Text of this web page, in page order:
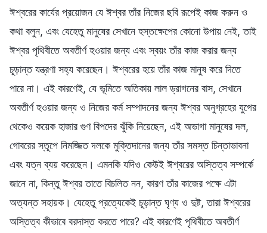
ঈশ্বরের কার্যের প্রয়োজন যে ঈশ্বর তাঁর নিজের ছবি রূপেই কাজ করুন ও
কথা বলুন, এবং যেহেতু মানুষের সেখানে হস্তক্ষেপের কোনো উপায় নেই, তাই
ঈশ্বর পৃথিবীতে অবতীর্ণ হওয়ার জন্য এবং স্বয়ং তাঁর কাজ করার জন্য
চূড়ান্ত যন্ত্রণা সহ্য করেছেন। ঈশ্বরের হয়ে তাঁর কাজ মানুষ করে দিতে
পারে না। এই কারণেই, যে ভূমিতে অতিকায় লাল ড্রাগনের বাস, সেখানে
অবতীর্ণ হওয়ার জন্য ও নিজের কর্ম সম্পাদনের জন্য ঈশ্বর অনুগ্রহের যুগের
থেকেও কয়েক হাজার গুণ বিপদের ঝুঁকি নিয়েছেন, এই অভাগা মানুষের দল,
গোবরের স্তূপে নিমজ্জিত দলকে মুক্তিদানের জন্য তাঁর সমস্ত চিন্তাভাবনা
এবং যত্ন ব্যয় করেছেন। এমনকি যদিও কেউই ঈশ্বরের অস্তিত্ব সম্পর্কে
জানে না, কিন্তু ঈশ্বর তাতে বিচলিত নন, কারণ তাঁর কাজের পক্ষে এটা
অত্যন্ত সহায়ক। যেহেতু প্রত্যেকেই চূড়ান্ত ঘৃণ্য ও দুষ্ট, তারা ঈশ্বরের
অস্তিত্ব কীভাবে বরদাস্ত করতে পারে? এই কারণেই পৃথিবীতে অবতীর্ণ